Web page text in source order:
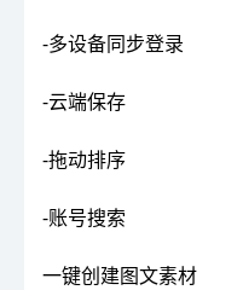
-多设备同步登录
-云端保存
-拖动排序
-账号搜索
一键创建图文素材